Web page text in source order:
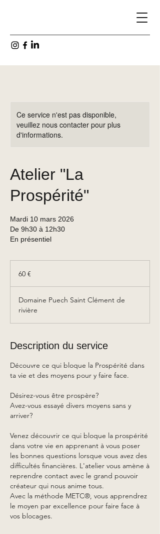
Ce service n'est pas disponible,
veuillez nous contacter pour plus
d'informations.
Atelier "La
Prospérité"
Mardi 10 mars 2026
De 9h30 à 12h30
En présentiel
60 €
Domaine Puech Saint Clément de
rivière
Description du service
Découvre ce qui bloque la Prospérité dans
ta vie et des moyens pour y faire face.
Désirez-vous être prospère?
Avez-vous essayé divers moyens sans y
arriver?
Venez découvrir ce qui bloque la prospérité
dans votre vie en apprenant à vous poser
les bonnes questions lorsque vous avez des
difficultés financières. L'atelier vous amène à
reprendre contact avec le grand pouvoir
créateur qui nous anime tous.
Avec la méthode METC®, vous apprendrez
le moyen par excellence pour faire face à